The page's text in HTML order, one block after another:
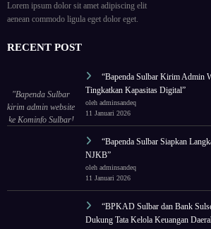
Lorem ipsum dolor sit amet adipiscing elit
aenean commodo ligula eget dolor eget.
RECENT POST
"Bapenda Sulbar
kirim admin website
ke Kominfo Sulbar!
“Bapenda Sulbar Kirim Admin
Tingkatkan Kapasitas Digital”
oleh adminsandeq
11 Januari 2026
“Bapenda Sulbar Siapkan
NJKB”
oleh adminsandeq
11 Januari 2026
“BPKAD Sulbar dan Bank
Dukung Tata Kelola Keuangan